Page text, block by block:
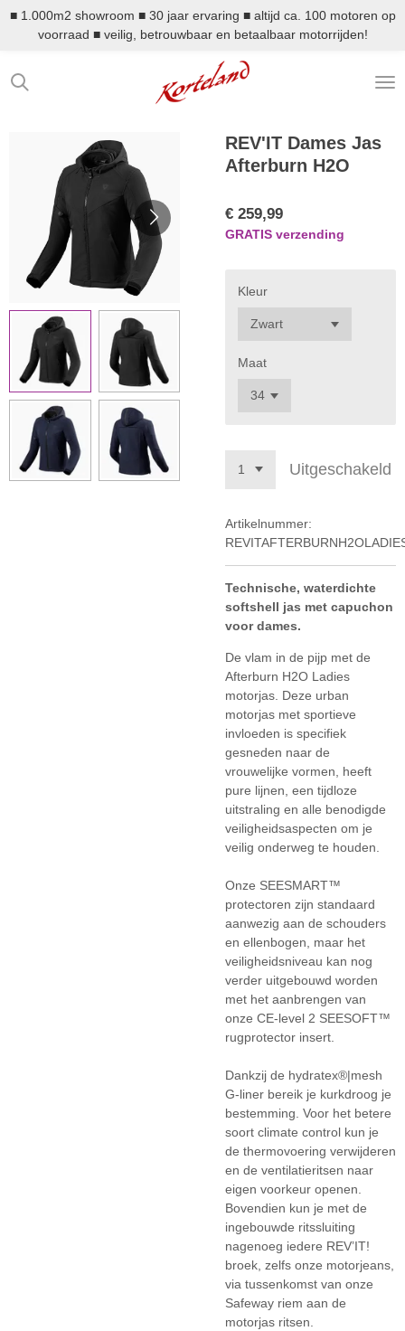
Ga
direct
de
hoofdinhoud
■ 1.000m2 showroom ■ 30 jaar ervaring ■ altijd ca. 100 motoren op
voorraad ■ veilig, betrouwbaar en betaalbaar motorrijden!
REV'IT Dames Jas
Afterburn H2O
€ 259,99
GRATIS verzending
Kleur
Maat
Uitgeschakeld
Artikelnummer:
Technische, waterdichte
softshell jas met capuchon
voor dames.
De vlam in de pijp met de
Afterburn H2O Ladies
motorjas. Deze urban
motorjas met sportieve
invloeden is specifiek
gesneden naar de
vrouwelijke vormen, heeft
pure lijnen, een tijdloze
uitstraling en alle benodigde
veiligheidsaspecten om je
veilig onderweg te houden.
Onze SEESMART™
protectoren zijn standaard
aanwezig aan de schouders
en ellenbogen, maar het
veiligheidsniveau kan nog
verder uitgebouwd worden
met het aanbrengen van
onze CE-level 2 SEESOFT™
rugprotector insert.
Dankzij de hydratex®|mesh
G-liner bereik je kurkdroog je
bestemming. Voor het betere
soort climate control kun je
de thermovoering verwijderen
en de ventilatieritsen naar
eigen voorkeur openen.
Bovendien kun je met de
ingebouwde ritssluiting
nagenoeg iedere REV’IT!
broek, zelfs onze motorjeans,
via tussenkomst van onze
Safeway riem aan de
motorjas ritsen.